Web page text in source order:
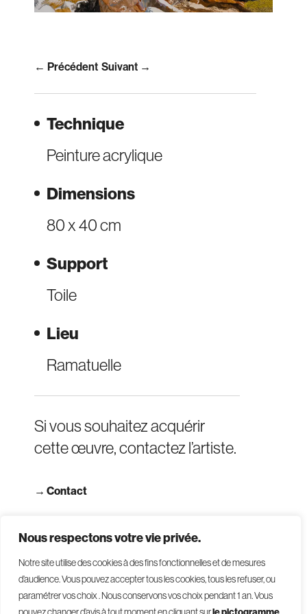
Nous respectons votre vie privée.
Notre site utilise des cookies à des fins fonctionnelles et de mesures
d’audience. Vous pouvez accepter tous les cookies, tous les refuser, ou
paramétrer vos choix . Nous conservons vos choix pendant 1 an.Vous
Technique
Peinture acrylique
Dimensions
80 x 40 cm
Support
Toile
Lieu
Ramatuelle
Si vous souhaitez acquérir
cette œuvre, contactez l’artiste.
→ Contact
← Précédent Suivant →